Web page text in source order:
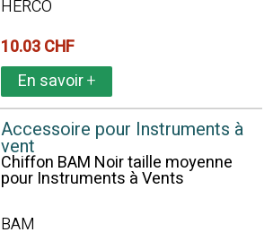
HERCO
10.03 CHF
En savoir+
Accessoire pour Instruments à
vent
Chiffon BAM Noir taille moyenne
pour Instruments à Vents
BAM